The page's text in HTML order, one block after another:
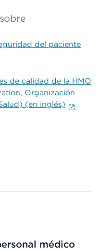
del paciente
de calidad de la HMO
Organización
(en inglés)
médico